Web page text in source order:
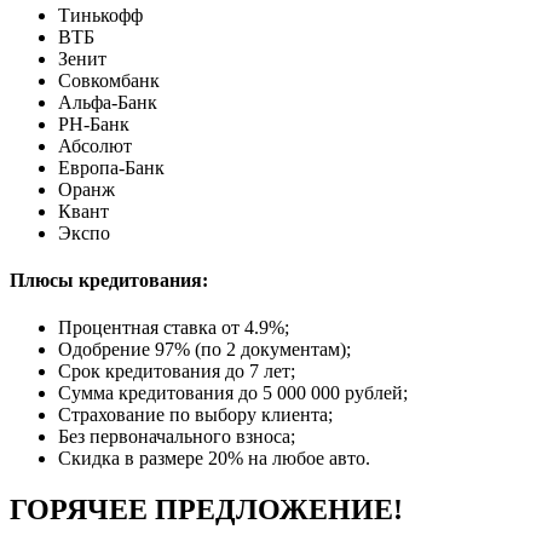
Тинькофф
ВТБ
Зенит
Совкомбанк
Альфа-Банк
РН-Банк
Абсолют
Европа-Банк
Оранж
Квант
Экспо
Плюсы кредитования:
Процентная ставка от 4.9%;
Одобрение 97% (по 2 документам);
Срок кредитования до 7 лет;
Сумма кредитования до 5 000 000 рублей;
Страхование по выбору клиента;
Без первоначального взноса;
Скидка в размере 20% на любое авто.
ГОРЯЧЕЕ ПРЕДЛОЖЕНИЕ!